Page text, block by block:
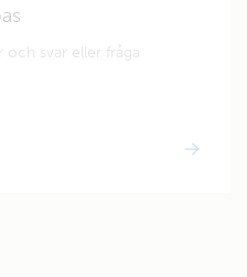
och svar eller fråga